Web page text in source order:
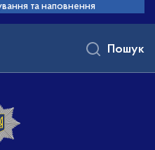
та наповнення
Пошук